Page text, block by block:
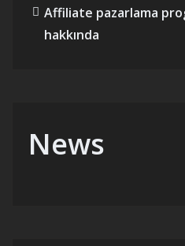
Affiliate pazarlama
hakkında
News